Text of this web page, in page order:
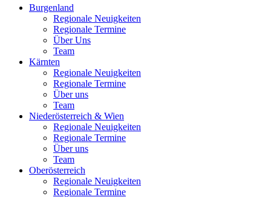
Burgenland
Regionale Neuigkeiten
Regionale Termine
Über Uns
Team
Kärnten
Regionale Neuigkeiten
Regionale Termine
Über uns
Team
Niederösterreich & Wien
Regionale Neuigkeiten
Regionale Termine
Über uns
Team
Oberösterreich
Regionale Neuigkeiten
Regionale Termine